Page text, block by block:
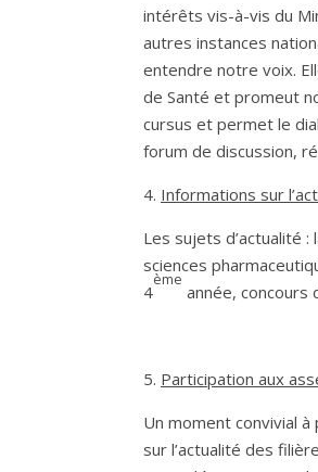
intérêts vis-à-vis du
autres instances
entendre notre voix.
de Santé et promeut
cursus et permet le
forum de discussion,
4. Informations sur
Les sujets d’actualité
sciences
4
ème
année,
5. Participation aux
Un moment convivial
sur l’actualité des